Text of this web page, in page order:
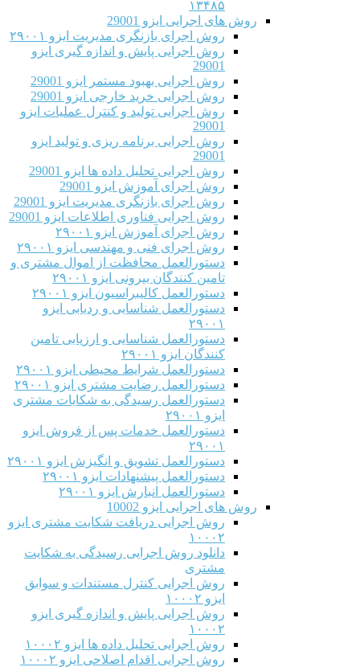
۱۳۴۸۵
روش های اجرایی ایزو 29001
روش اجرای بازنگری مدیریت ایزو ۲۹۰۰۱
روش اجرایی پایش و اندازه گیری ایزو
29001
روش اجرایی بهبود مستمر ایزو 29001
روش اجرایی خرید خارجی ایزو 29001
روش اجرایی تولید و کنترل عملیات ایزو
29001
روش اجرایی برنامه ریزی و تولید ایزو
29001
روش اجرایی تحلیل داده ها ایزو 29001
روش اجرای آموزش ایزو 29001
روش اجرای بازنگری مدیریت ایزو 29001
روش اجرایی فناوری اطلاعات ایزو 29001
روش اجرای آموزش ایزو ۲۹۰۰۱
روش اجرای فنی و مهندسی ایزو ۲۹۰۰۱
دستورالعمل محافظت از اموال مشتری و
تامین کنندگان بیرونی ایزو ۲۹۰۰۱
دستورالعمل کالیبراسیون ایزو ۲۹۰۰۱
دستورالعمل شناسایی و ردیابی ایزو
۲۹۰۰۱
دستورالعمل شناسایی و ارزیابی تامین
کنندگان ایزو ۲۹۰۰۱
دستورالعمل شرایط محیطی ایزو ۲۹۰۰۱
دستورالعمل رضایت مشتری ایزو ۲۹۰۰۱
دستورالعمل رسیدگی به شکایات مشتری
ایزو ۲۹۰۰۱
دستورالعمل خدمات پس از فروش ایزو
۲۹۰۰۱
دستورالعمل تشویق و انگیزش ایزو ۲۹۰۰۱
دستورالعمل پیشنهادات ایزو ۲۹۰۰۱
دستورالعمل انبارش ایزو ۲۹۰۰۱
روش های اجرایی ایزو 10002
روش اجرایی دریافت شکایت مشتری ایزو
۱۰۰۰۲
دانلود روش اجرایی رسیدگی به شکایت
مشتری
روش اجرایی کنترل مستندات و سوابق
ایزو ۱۰۰۰۲
روش اجرایی پایش و اندازه گیری ایزو
۱۰۰۰۲
روش اجرایی تحلیل داده ها ایزو ۱۰۰۰۲
روش اجرایی اقدام اصلاحی ایزو ۱۰۰۰۲